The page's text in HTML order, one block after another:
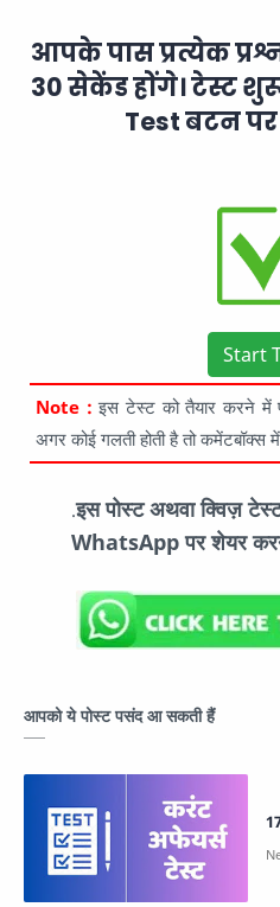
आपके पास प्रत्येक
30 सेकेंड होंगे। टेस्ट
Test बटन
Start
Note : इस टेस्ट को तैयार करने में
अगर कोई गलती होती है तो
.इस पोस्ट अथवा क्विज़
WhatsApp पर शेयर
आपको ये पोस्ट पसंद आ सकती हैं